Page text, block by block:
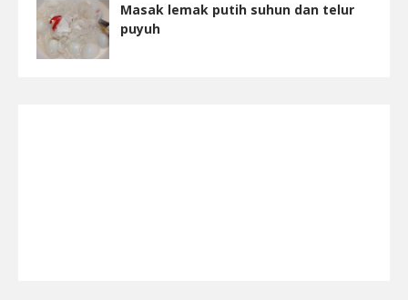
Masak lemak putih suhun dan telur
puyuh